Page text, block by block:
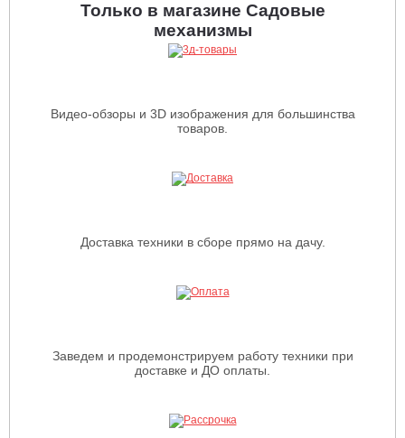
Только в магазине Садовые
механизмы
Видео-обзоры и 3D изображения для большинства
товаров.
Доставка техники в сборе прямо на дачу.
Заведем и продемонстрируем работу техники при
доставке и ДО оплаты.